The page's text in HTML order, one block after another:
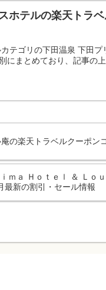
ホテルの楽天トラ
テゴリの下田温泉 下田
にまとめており、記事の
の楽天トラベルクーポン
ｍａ Ｈｏｔｅｌ ＆ Ｌｏ
最新の割引・セール情報